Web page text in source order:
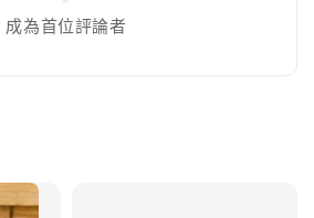
成為首位評論者